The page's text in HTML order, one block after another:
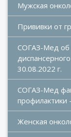
Мужская
Прививки от
СОГАЗ-Мед об
30.08.2022 г.
СОГАЗ-Мед
профилактики
Женская